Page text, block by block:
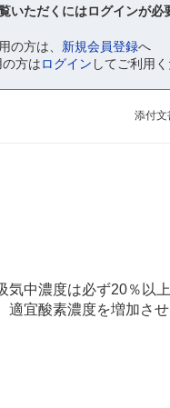
いただくにはログインが必
の方は、 新規会員登録へ
方はログイン してご利用
添付文
中濃度は必ず20％以上
宜酸素濃度を増加させ